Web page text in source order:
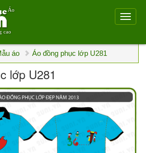
Áo
cao
áo Áo đồng phục lớp U281
lớp U281